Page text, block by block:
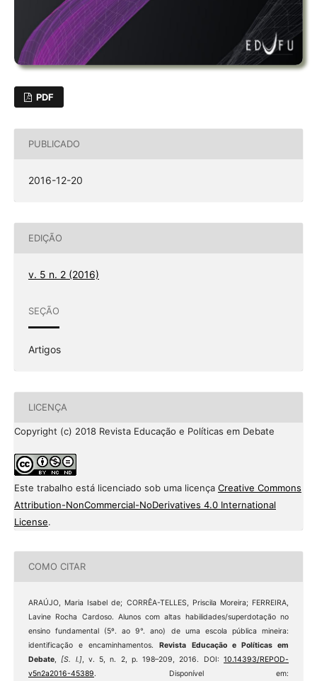
PDF
PUBLICADO
2016-12-20
EDIÇÃO
v. 5 n. 2 (2016)
SEÇÃO
Artigos
LICENÇA
Copyright (c) 2018 Revista Educação e Políticas em Debate
Este trabalho está licenciado sob uma licença Creative Commons
Attribution-NonCommercial-NoDerivatives 4.0 International
License.
COMO CITAR
ARAÚJO, Maria Isabel de; CORRÊA-TELLES, Priscila Moreira; FERREIRA,
Lavine Rocha Cardoso. Alunos com altas habilidades/superdotação no
ensino fundamental (5º. ao 9°. ano) de uma escola pública mineira:
identificação e encaminhamentos.Revista Educação e Políticas em
Debate,[S. l.], v. 5, n. 2, p. 198–209, 2016. DOI:10.14393/REPOD-
v5n2a2016-45389. Disponível em: